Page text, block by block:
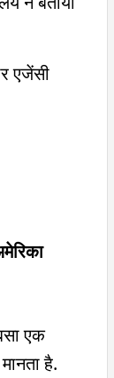
एजेंसी
एक
है.